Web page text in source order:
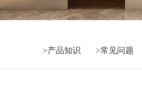
>产品知识 >常见问题